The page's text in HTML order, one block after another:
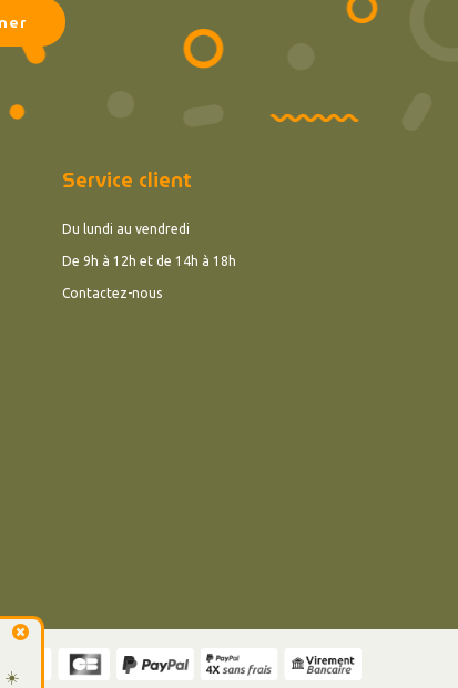
Service client
Du lundi au vendredi
De 9h à 12h et de 14h à 18h
Contactez-nous
☀️